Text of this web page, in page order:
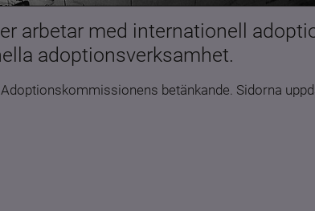
arbetar med internationell
adoptionsverksamhet.
betänkande. Sidorna